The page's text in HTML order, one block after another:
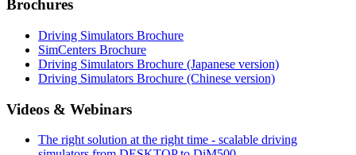
Brochures
Driving Simulators Brochure
SimCenters Brochure
Driving Simulators Brochure (Japanese version)
Driving Simulators Brochure (Chinese version)
Videos & Webinars
The right solution at the right time - scalable driving